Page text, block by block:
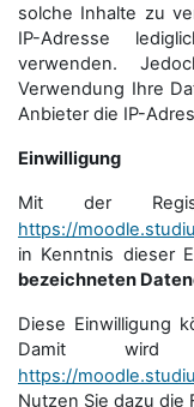
solche Inhalte zu
IP-Adresse
verwenden.
Verwendung Ihre
Anbieter die IP-
Einwilligung
Mit der
https://
in Kenntnis dieser
bezeichneten
Diese Einwilligung
Damit wird
https://
Nutzen Sie dazu die